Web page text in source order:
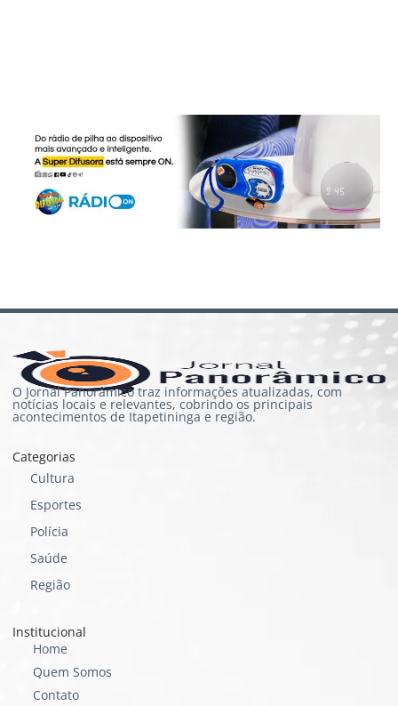
O Jornal Panorâmico traz informações atualizadas, com
notícias locais e relevantes, cobrindo os principais
acontecimentos de Itapetininga e região.
Categorias
Cultura
Esportes
Polícia
Saúde
Região
Institucional
Home
Quem Somos
Contato